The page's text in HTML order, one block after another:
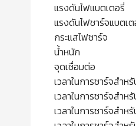
แรงดั
แรงดันไ
กระ
น้ำ
จุดเชื่อ
เวลาในการชาร์จส
เวลาในการชาร์จ
เวลาในการชาร์จ